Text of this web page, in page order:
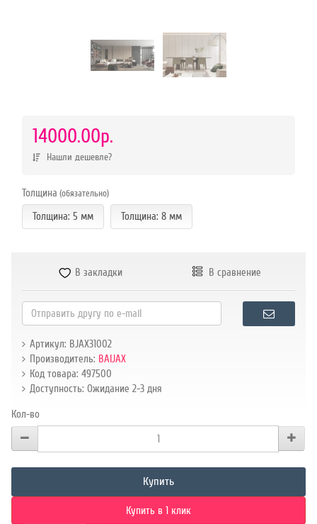
14000.00р.
Нашли дешевле?
Толщина (обязательно)
Толщина: 5 мм Толщина: 8 мм
В закладки В сравнение
Артикул: BJAX31002
Производитель: BAIJAX
Код товара: 497500
Доступность: Ожидание 2-3 дня
Кол-во
Купить
Купить в 1 клик